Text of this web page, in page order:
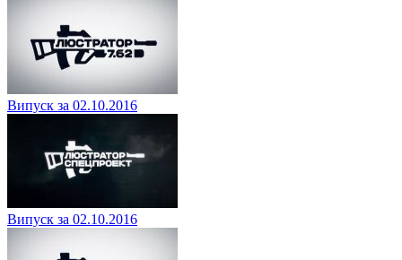
Випуск за 02.10.2016
Випуск за 02.10.2016